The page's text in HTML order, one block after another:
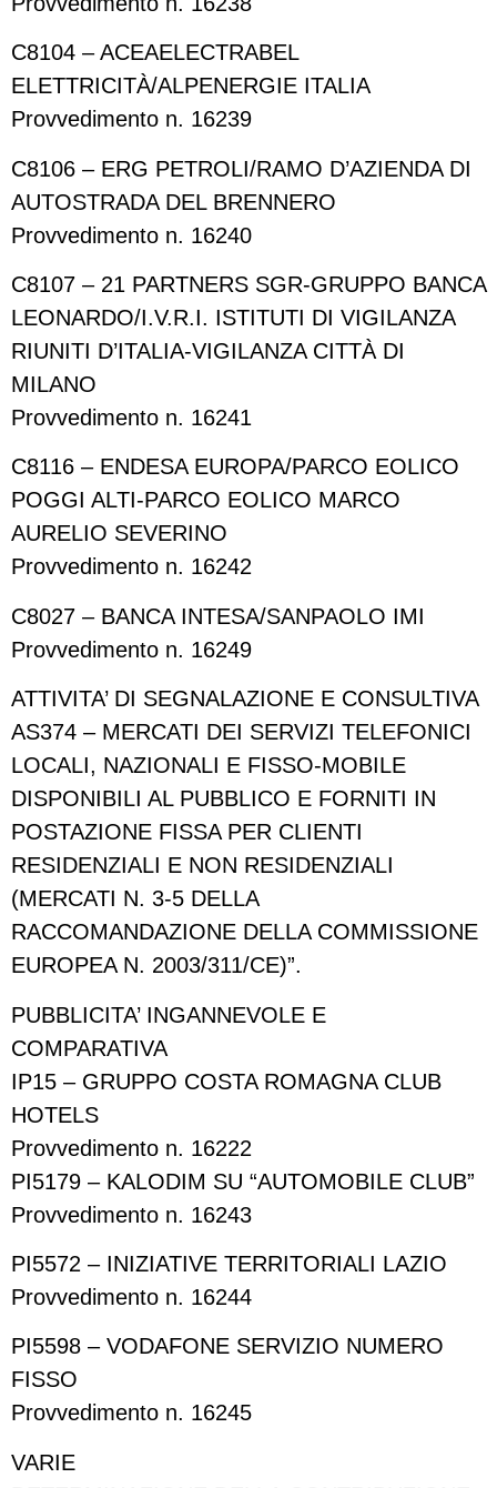
C8104 – ACEAELECTRABEL
ELETTRICITÀ/ALPENERGIE ITALIA
Provvedimento n. 16239
C8106 – ERG PETROLI/RAMO D’AZIENDA DI
AUTOSTRADA DEL BRENNERO
Provvedimento n. 16240
C8107 – 21 PARTNERS SGR-GRUPPO BANCA
LEONARDO/I.V.R.I. ISTITUTI DI VIGILANZA
RIUNITI D’ITALIA-VIGILANZA CITTÀ DI
MILANO
Provvedimento n. 16241
C8116 – ENDESA EUROPA/PARCO EOLICO
POGGI ALTI-PARCO EOLICO MARCO
AURELIO SEVERINO
Provvedimento n. 16242
C8027 – BANCA INTESA/SANPAOLO IMI
Provvedimento n. 16249
ATTIVITA’ DI SEGNALAZIONE E CONSULTIVA
AS374 – MERCATI DEI SERVIZI TELEFONICI
LOCALI, NAZIONALI E FISSO-MOBILE
DISPONIBILI AL PUBBLICO E FORNITI IN
POSTAZIONE FISSA PER CLIENTI
RESIDENZIALI E NON RESIDENZIALI
(MERCATI N. 3-5 DELLA
RACCOMANDAZIONE DELLA COMMISSIONE
EUROPEA N. 2003/311/CE)”.
PUBBLICITA’ INGANNEVOLE E
COMPARATIVA
IP15 – GRUPPO COSTA ROMAGNA CLUB
HOTELS
Provvedimento n. 16222
PI5179 – KALODIM SU “AUTOMOBILE CLUB”
Provvedimento n. 16243
PI5572 – INIZIATIVE TERRITORIALI LAZIO
Provvedimento n. 16244
PI5598 – VODAFONE SERVIZIO NUMERO
FISSO
Provvedimento n. 16245
VARIE